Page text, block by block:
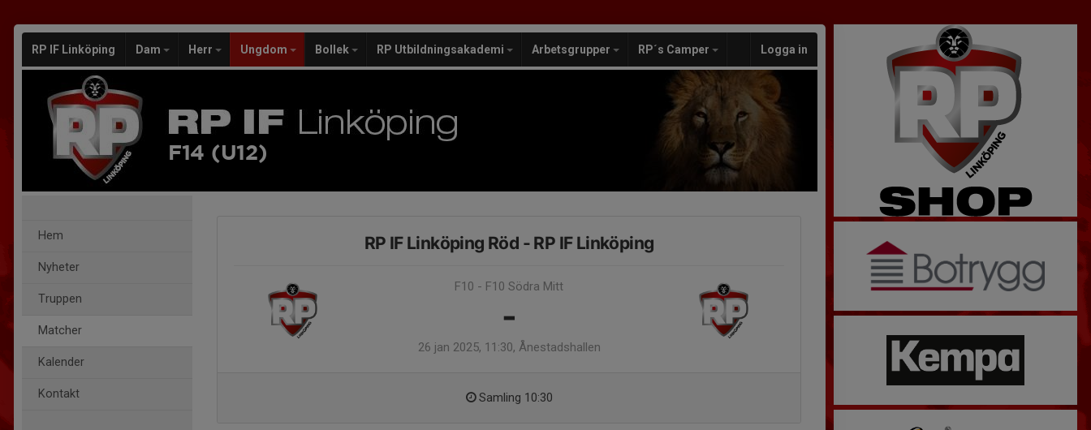
RP IF Linköping Dam Herr Ungdom Bollek RP Utbildningsakademi Arbetsgrupper RP´s Camper Logga in
F14 (U12)
Hem
Nyheter
Truppen
Matcher
Kalender
Kontakt
RP IF Linköping Röd - RP IF Linköping
F10 - F10 Södra Mitt
-
26 jan 2025, 11:30, Ånestadshallen
Samling 10:30